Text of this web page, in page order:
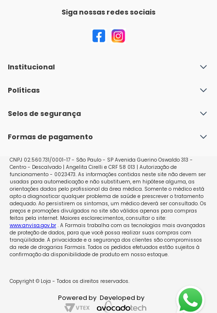
Siga nossas redes sociais
Institucional
Quem Somos
Nossas lojas
Políticas
Política de Envio
Políticas de Trocas e Devoluções
Selos de segurança
Formas de pagamento
CNPJ 02.560.731/0001-17 - São Paulo - SP Avenida Guerino Oswaldo 313 -
Centro - Descalvado | Angelita Cirelli e CRF 58 013 | Autorização de
funcionamento - 0023473. As informações contidas neste site não devem ser
usadas para automedicação e não substituem, em hipótese alguma, as
orientações dadas pelo profissional da área médica. Somente o médico está
apto a diagnosticar qualquer problema de saúde e prescrever o tratamento
adequado. Ao persistirem os sintomas, um médico deverá ser consultado. Os
preços e promoções divulgados no site são válidos apenas para compras
feitas pela internet. Maiores esclarecimentos, consultar o site:
www.anvisa.gov.br. A Farmais trabalha com as tecnologias mais avançadas
de proteção de dados, para que você possa realizar suas compras com
tranqüilidade. A privacidade e a segurança dos clientes são compromissos
da rede de drogarias Farmais. Todos os pedidos efetuados estão sujeitos à
confirmação da disponibilidade de produto em nosso estoque.
Copyright © Loja - Todos os direitos reservados.
Powered by Developed by